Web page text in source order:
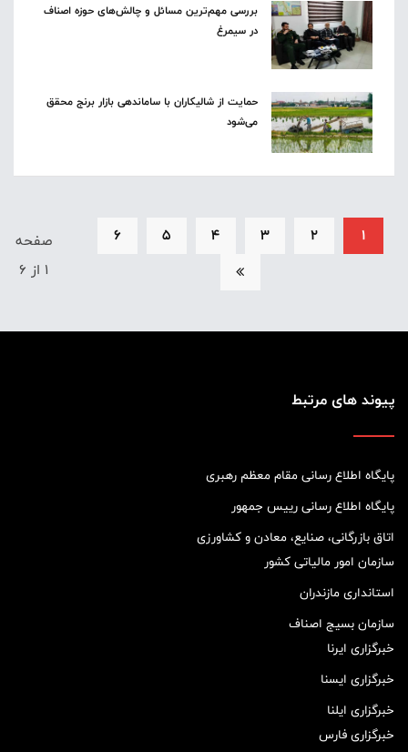
بررسی مهم‌ترین مسائل و چالش‌های حوزه اصناف
در سیمرغ
حمایت از شالیکاران با ساماندهی بازار برنج محقق
می‌شود
1
2
3
4
5
6
صفحه
1 از 6
پیوند های مرتبط
پایگاه اطلاع رسانی مقام معظم رهبری
پایگاه اطلاع رسانی رییس جمهور
اتاق بازرگانی، صنایع، معادن و کشاورزی
سازمان امور مالیاتی کشور
استانداری مازندران
سازمان بسیج اصناف
خبرگزاری ایرنا
خبرگزاری ایسنا
خبرگزاری ایلنا
خبرگزاری فارس